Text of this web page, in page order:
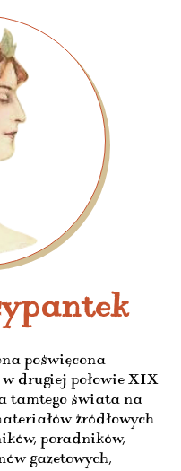
poświęcona
drugiej połowie XIX
tamtego świata na
źródłowych
poradników,
gazetowych,